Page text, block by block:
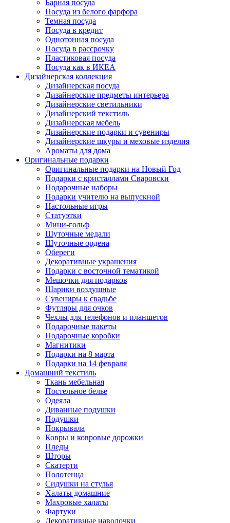
Барная посуда
Посуда из белого фарфора
Темная посуда
Посуда в кредит
Однотонная посуда
Посуда в рассрочку
Пластиковая посуда
Посуда как в ИКЕА
Дизайнерская коллекция
Дизайнерская посуда
Дизайнерские предметы интерьера
Дизайнерские светильники
Дизайнерский текстиль
Дизайнерская мебель
Дизайнерские подарки и сувениры
Дизайнерские шкуры и меховые изделия
Ароматы для дома
Оригинальные подарки
Оригинальные подарки на Новый Год
Подарки с кристаллами Сваровски
Подарочные наборы
Подарки учителю на выпускной
Настольные игры
Статуэтки
Мини-гольф
Шуточные медали
Шуточные ордена
Обереги
Декоративные украшения
Подарки с восточной тематикой
Мешочки для подарков
Шарики воздушные
Сувениры к свадьбе
Футляры для очков
Чехлы для телефонов и планшетов
Подарочные пакеты
Подарочные коробки
Магнитики
Подарки на 8 марта
Подарки на 14 февраля
Домашний текстиль
Ткань мебельная
Постельное белье
Одеяла
Диванные подушки
Подушки
Покрывала
Ковры и ковровые дорожки
Пледы
Шторы
Скатерти
Полотенца
Сидушки на стулья
Халаты домашние
Махровые халаты
Фартуки
Декоративные наволочки